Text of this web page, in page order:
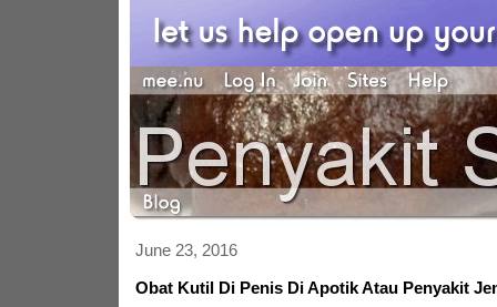
June 23, 2016
Obat Kutil Di Penis Di Apotik Atau Penyakit